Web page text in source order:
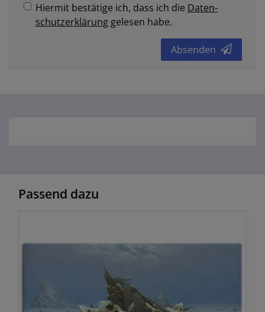
Hiermit bestätige ich, dass ich die Daten­
schutz­erklärung gelesen habe.
Absenden
Passend dazu